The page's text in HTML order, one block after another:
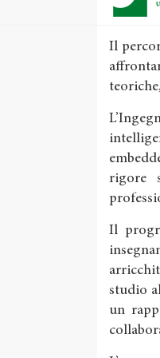
Il
rigore
Il
studio
un